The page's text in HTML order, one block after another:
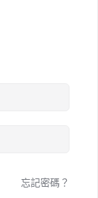
忘記密碼？